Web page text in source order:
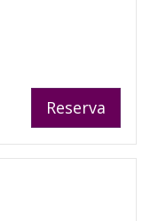
Reserva